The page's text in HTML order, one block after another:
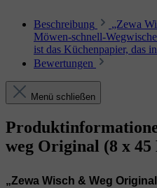
Beschreibung
„Zewa
ist das Küchenpapier, das
Bewertungen
Menü schließen
weg Original (8 x
„Zewa Wisch & Weg